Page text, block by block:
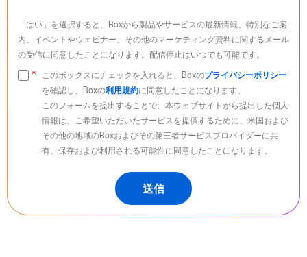
「はい」を選択すると、Boxから製品やサービスの最新情報、特別なご案
内、イベントやウェビナー、その他のマーケティング資料に関するメール
の受信に同意したことになります。配信停止はいつでも可能です。
このボックスにチェックを入れると、Boxのプライバシーポリシー
を確認し、Boxの利用規約に同意したことになります。
このフォームを提出することで、本ウェブサイトから提出した個人
情報は、ご希望いただいたサービスを提供するために、米国および
その他の地域のBoxおよびその第三者サービスプロバイダーに共
有、保存および利用される可能性に同意したことになります。
送信